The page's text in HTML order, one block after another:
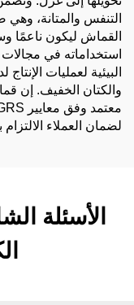
التنفس والمتانة،
القماش ليكون ناعمًا
استخداماته في
البيئية لعمليات
والكتان الخفيف. إن
لضمان العملاء الالتزام
الأسئلة